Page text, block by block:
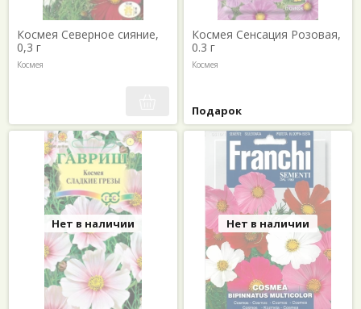
Космея Северное сияние,
0,3 г
Космея
Космея Сенсация Розовая,
0.3 г
Космея
Подарок
Нет в наличии Нет в наличии